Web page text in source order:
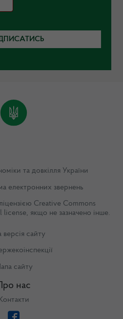
та довкілля України
електронних звернень
Creative Commons
license, якщо не зазначено інше.
версія сайту
сайту
нас
Контакти